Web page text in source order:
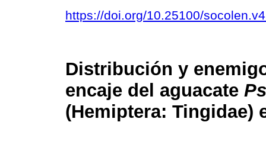
https://doi.org/10.25100/
Distribución y
encaje del aguacate
(Hemiptera: Tingidae)